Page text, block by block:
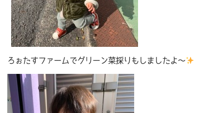
ろぉたすファームでグリーン菜採りもしましたよ～